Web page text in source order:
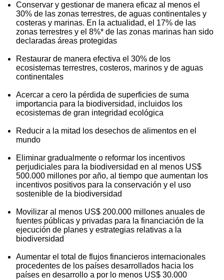
Conservar y gestionar de manera eficaz al menos el
30% de las zonas terrestres, de aguas continentales y
costeras y marinas. En la actualidad, el 17% de las
zonas terrestres y el 8%* de las zonas marinas han sido
declaradas áreas protegidas
Restaurar de manera efectiva el 30% de los
ecosistemas terrestres, costeros, marinos y de aguas
continentales
Acercar a cero la pérdida de superficies de suma
importancia para la biodiversidad, incluidos los
ecosistemas de gran integridad ecológica
Reducir a la mitad los desechos de alimentos en el
mundo
Eliminar gradualmente o reformar los incentivos
perjudiciales para la biodiversidad en al menos US$
500.000 millones por año, al tiempo que aumentan los
incentivos positivos para la conservación y el uso
sostenible de la biodiversidad
Movilizar al menos US$ 200.000 millones anuales de
fuentes públicas y privadas para la financiación de la
ejecución de planes y estrategias relativas a la
biodiversidad
Aumentar el total de flujos financieros internacionales
procedentes de los países desarrollados hacia los
países en desarrollo a por lo menos US$ 30.000